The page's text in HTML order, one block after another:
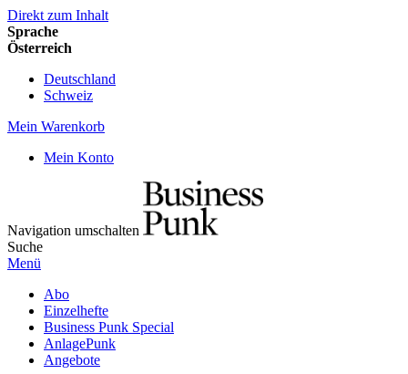
Direkt zum Inhalt
Sprache
Österreich
Deutschland
Schweiz
Mein Warenkorb
Mein Konto
Navigation umschalten
Suche
Menü
Abo
Einzelhefte
Business Punk Special
AnlagePunk
Angebote